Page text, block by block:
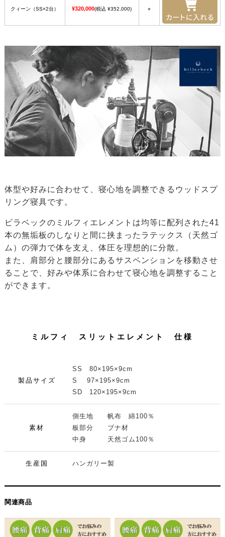
クィーン（SS×2台） ¥320,000(税込 ¥352,000) ○
体型や好みに合わせて、寝心地を調整できるウッドスプ
リング寝具です。
ビラベックのミルフィエレメントは均等に配列された41
本の無垢板のしなりと間に挟まったラテックス（天然ゴ
ム）の弾力で体を支え、体圧を理想的に分散。
また、肩部分と腰部分にあるサスペンションを移動させ
ることで、好みや体系に合わせて寝心地を調整すること
ができます。
ミルフィ スリットエレメント 仕様
製品サイズ
SS 80×195×9cm
S 97×195×9cm
SD 120×195×9cm
素材
側生地 帆布 綿100％
板部分 ブナ材
中身 天然ゴム100％
生産国 ハンガリー製
関連商品